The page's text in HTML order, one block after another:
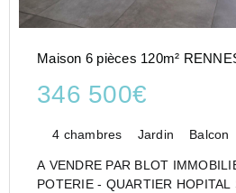
Maison 6 pièces 120m²
346 500€
4 chambres Jardin Balcon
A VENDRE PAR BLOT
POTERIE - QUARTIER